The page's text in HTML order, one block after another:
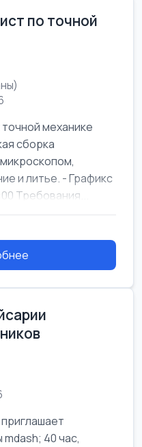
по точной
механике
сборка
и литье. - Графикс
Требования...
40 час,